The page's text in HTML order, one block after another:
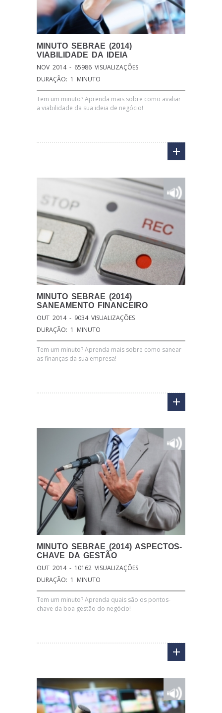
MINUTO SEBRAE (2014)
VIABILIDADE DA IDEIA
NOV 2014 - 65986 VISUALIZAÇÕES
DURAÇÃO: 1 MINUTO
Tem um minuto? Aprenda mais sobre como avaliar
a viabilidade da sua ideia de negócio!
MINUTO SEBRAE (2014)
SANEAMENTO FINANCEIRO
OUT 2014 - 9034 VISUALIZAÇÕES
DURAÇÃO: 1 MINUTO
Tem um minuto? Aprenda mais sobre como sanear
as finanças da sua empresa!
MINUTO SEBRAE (2014) ASPECTOS-
CHAVE DA GESTÃO
OUT 2014 - 10162 VISUALIZAÇÕES
DURAÇÃO: 1 MINUTO
Tem um minuto? Aprenda quais são os pontos-
chave da boa gestão do negócio!